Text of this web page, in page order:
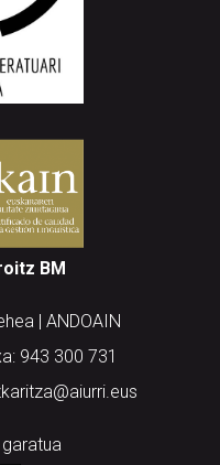
BM
| ANDOAIN
943 300 731